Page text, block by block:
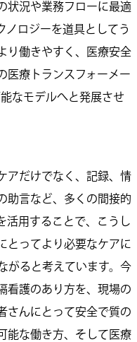
状況や業務フローに最適
ノロジーを道具としてう
り働きやすく、医療安全
医療トランスフォーメー
なモデルへと発展させ
アだけでなく、記録、情
助言など、多くの間接的
活用することで、こうし
とってより必要なケアに
がると考えています。今
看護のあり方を、現場の
さんにとって安全で質の
能な働き方、そして医療